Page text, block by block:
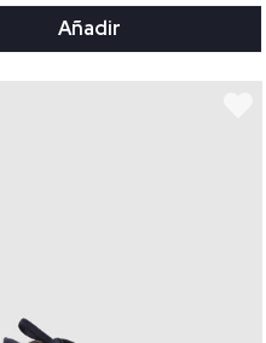
Añadir